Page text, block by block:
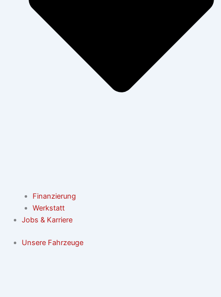
Finanzierung
Werkstatt
Jobs & Karriere
Unsere Fahrzeuge